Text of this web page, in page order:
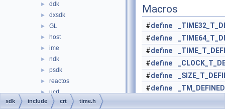
► ddk
► dxsdk
► GL
► host
► ime
► ndk
► psdk
► reactos
► ucrt
► vcruntime
Macros
#define
#define
#define
#define
#define
#define
_TM_DEFINED
sdk include crt time.h